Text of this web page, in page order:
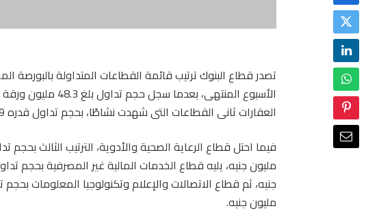
تصدر قطاع البنوك ترتيب قائمة القطاعات المتداولة
العقارات ثانى القطاعات التى شهدت نشاطًا، بحجم تداول قدره 408.9 مليون ورقة، بقيمة 692.3 مليون جنيه،
مليون جنيه.